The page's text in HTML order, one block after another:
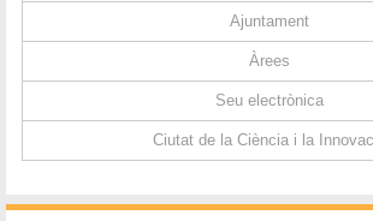
Ajuntament
Àrees
Seu electrònica
Ciutat de la Ciència i la